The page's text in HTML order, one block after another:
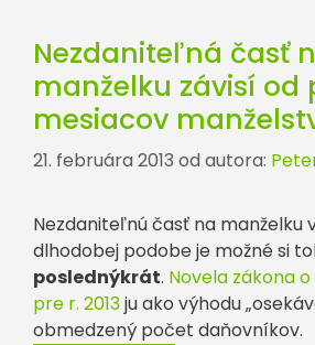
Nezdaniteľná časť
manželku závisí od
mesiacov
21. februára 2013 od autora:
Nezdaniteľnú časť na manželku
dlhodobej podobe je možné si
poslednýkrát. Novela zákona
pre r. 2013ju ako výhodu
obmedzený počet daňovníkov.